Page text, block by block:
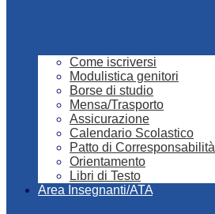
Come iscriversi
Modulistica genitori
Borse di studio
Mensa/Trasporto
Assicurazione
Calendario Scolastico
Patto di Corresponsabilità
Orientamento
Libri di Testo
Area Insegnanti/ATA